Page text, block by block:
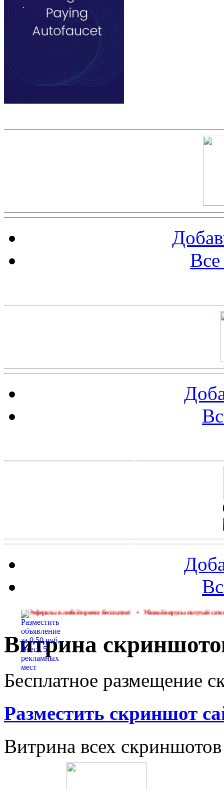
в любой проект бесплатно! • Убивай вирусы получай сатоши с 8 уровня
Витрина
Бесплатное размещение
Разместить скриншот
Витрина всех скриншотов